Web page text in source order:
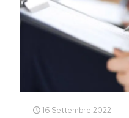
16 Settembre 2022